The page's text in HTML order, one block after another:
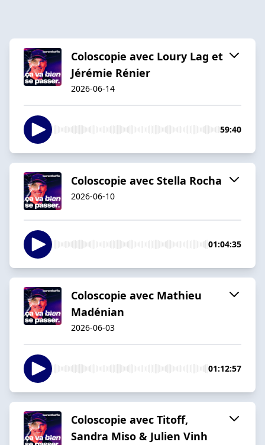
Coloscopie avec Loury Lag et
Jérémie Rénier
2026-06-14
59:40
Coloscopie avec Stella Rocha
2026-06-10
01:04:35
Coloscopie avec Mathieu
Madénian
2026-06-03
01:12:57
Coloscopie avec Titoff,
Sandra Miso & Julien Vinh